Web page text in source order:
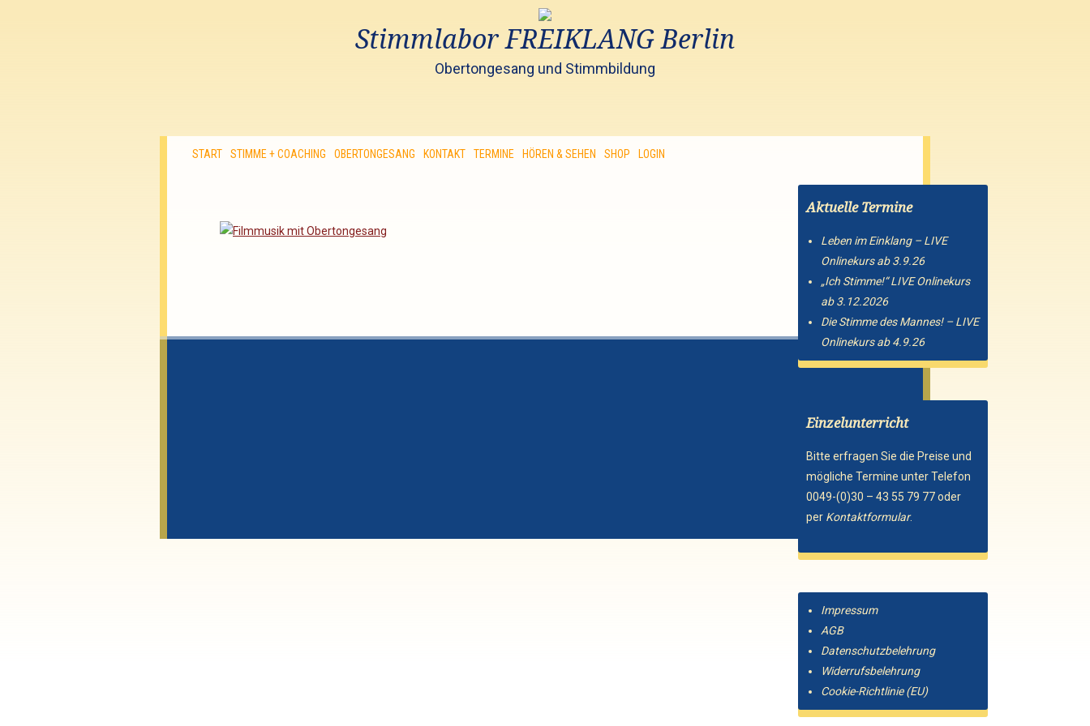
Stimmlabor FREIKLANG Berlin
Obertongesang und Stimmbildung
START STIMME + COACHING OBERTONGESANG KONTAKT TERMINE HÖREN & SEHEN SHOP LOGIN
Aktuelle Termine
Leben im Einklang – LIVE
Onlinekurs ab 3.9.26
„Ich Stimme!“ LIVE Onlinekurs
ab 3.12.2026
Die Stimme des Mannes! – LIVE
Onlinekurs ab 4.9.26
Einzelunterricht
Bitte erfragen Sie die Preise und
mögliche Termine unter Telefon
0049-(0)30 – 43 55 79 77 oder
per Kontaktformular.
Impressum
AGB
Datenschutzbelehrung
Widerrufsbelehrung
Cookie-Richtlinie (EU)